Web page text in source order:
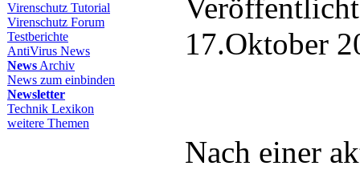
Virenschutz Tutorial
Virenschutz Forum
Testberichte
AntiVirus News
News Archiv
News zum einbinden
Newsletter
Technik Lexikon
weitere Themen
17.Oktober
Nach einer